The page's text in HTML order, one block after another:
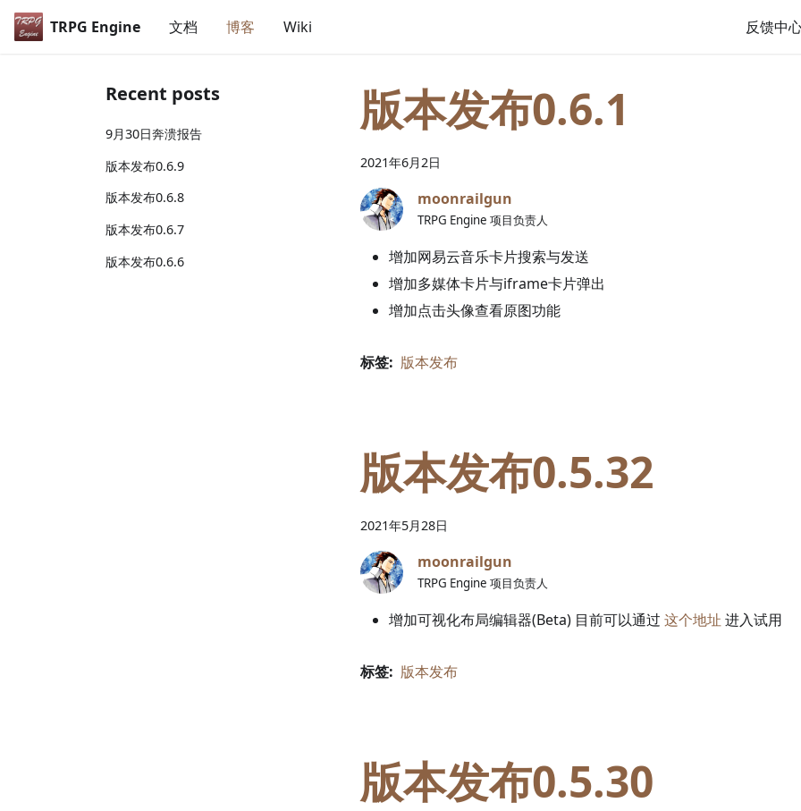
TRPG Engine 文档 博客 Wiki 反馈中
Recent posts
9月30日奔溃报告
版本发布0.6.9
版本发布0.6.8
版本发布0.6.7
版本发布0.6.6
版本发布0.6.1
2021年6月2日
moonrailgun
TRPG Engine 项目负责人
增加网易云音乐卡片搜索与发送
增加多媒体卡片与iframe卡片弹出
增加点击头像查看原图功能
标签: 版本发布
版本发布0.5.32
2021年5月28日
moonrailgun
TRPG Engine 项目负责人
增加可视化布局编辑器(Beta) 目前可以通过 这个地址 进入试用
标签: 版本发布
版本发布0.5.30